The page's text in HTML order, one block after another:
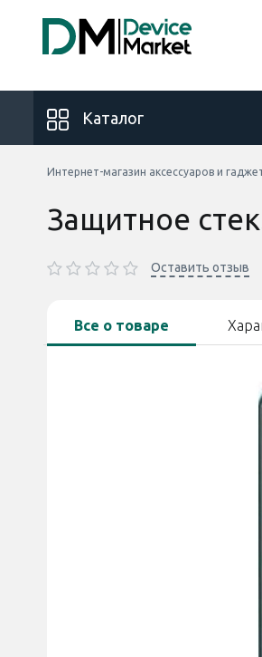
Каталог
Интернет-магазин аксессуаров и
Защитное
Оставить отзыв
Все о товаре